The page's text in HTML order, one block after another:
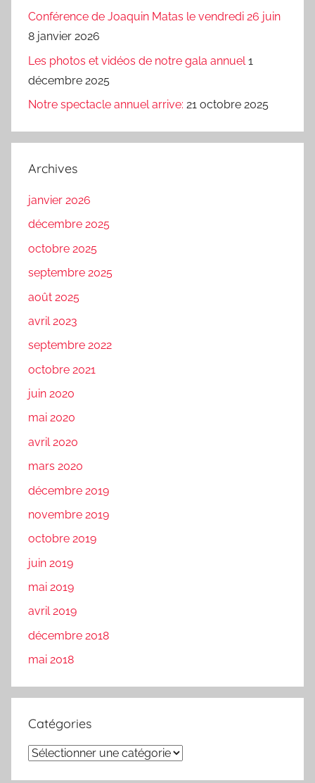
Conférence de Joaquin Matas le vendredi 26 juin
8 janvier 2026
Les photos et vidéos de notre gala annuel 1
décembre 2025
Notre spectacle annuel arrive: 21 octobre 2025
Archives
janvier 2026
décembre 2025
octobre 2025
septembre 2025
août 2025
avril 2023
septembre 2022
octobre 2021
juin 2020
mai 2020
avril 2020
mars 2020
décembre 2019
novembre 2019
octobre 2019
juin 2019
mai 2019
avril 2019
décembre 2018
mai 2018
Catégories
Catégories